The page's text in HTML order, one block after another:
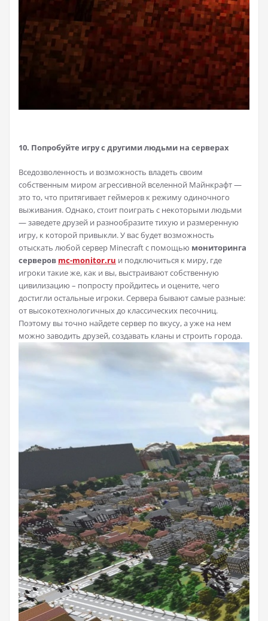
10. Попробуйте игру с другими людьми на серверах
Вседозволенность и возможность владеть своим
собственным миром агрессивной вселенной Майнкрафт —
это то, что притягивает геймеров к режиму одиночного
выживания. Однако, стоит поиграть с некоторыми людьми
— заведете друзей и разнообразите тихую и размеренную
игру, к которой привыкли. У вас будет возможность
отыскать любой сервер Minecraft с помощью мониторинга
серверов mc-monitor.ru и подключиться к миру, где
игроки такие же, как и вы, выстраивают собственную
цивилизацию – попросту пройдитесь и оцените, чего
достигли остальные игроки. Сервера бывают самые разные:
от высокотехнологичных до классических песочниц.
Поэтому вы точно найдете сервер по вкусу, а уже на нем
можно заводить друзей, создавать кланы и строить города.